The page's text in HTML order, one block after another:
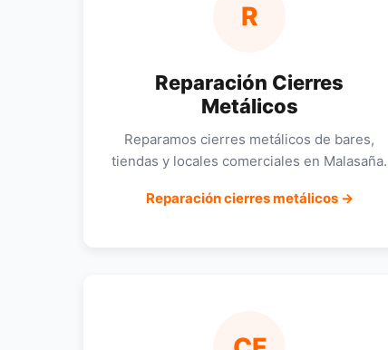
R
Reparación Cierres
Metálicos
Reparamos cierres metálicos de bares,
tiendas y locales comerciales en Malasaña.
Reparación cierres metálicos →